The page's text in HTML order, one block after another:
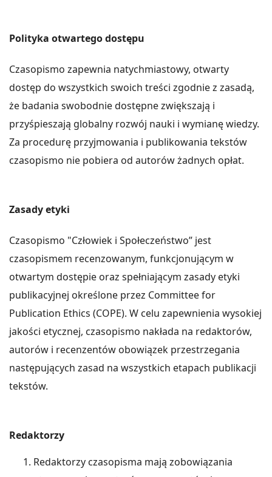
Polityka otwartego dostępu
Czasopismo zapewnia natychmiastowy, otwarty
dostęp do wszystkich swoich treści zgodnie z zasadą,
że badania swobodnie dostępne zwiększają i
przyśpieszają globalny rozwój nauki i wymianę wiedzy.
Za procedurę przyjmowania i publikowania tekstów
czasopismo nie pobiera od autorów żadnych opłat.
Zasady etyki
Czasopismo "Człowiek i Społeczeństwo” jest
czasopismem recenzowanym, funkcjonującym w
otwartym dostępie oraz spełniającym zasady etyki
publikacyjnej określone przez Committee for
Publication Ethics (COPE). W celu zapewnienia wysokiej
jakości etycznej, czasopismo nakłada na redaktorów,
autorów i recenzentów obowiązek przestrzegania
następujących zasad na wszystkich etapach publikacji
tekstów.
Redaktorzy
Redaktorzy czasopisma mają zobowiązania